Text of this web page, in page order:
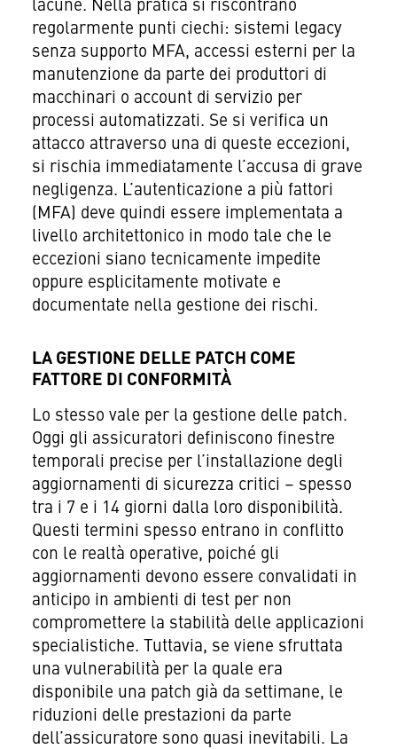
lacune. Nella pratica si riscontrano
regolarmente punti ciechi: sistemi legacy
senza supporto MFA, accessi esterni per la
manutenzione da parte dei produttori di
macchinari o account di servizio per
processi automatizzati. Se si verifica un
attacco attraverso una di queste eccezioni,
si rischia immediatamente l’accusa di grave
negligenza. L’autenticazione a più fattori
(MFA) deve quindi essere implementata a
livello architettonico in modo tale che le
eccezioni siano tecnicamente impedite
oppure esplicitamente motivate e
documentate nella gestione dei rischi.
LA GESTIONE DELLE PATCH COME
FATTORE DI CONFORMITÀ
Lo stesso vale per la gestione delle patch.
Oggi gli assicuratori definiscono finestre
temporali precise per l’installazione degli
aggiornamenti di sicurezza critici – spesso
tra i 7 e i 14 giorni dalla loro disponibilità.
Questi termini spesso entrano in conflitto
con le realtà operative, poiché gli
aggiornamenti devono essere convalidati in
anticipo in ambienti di test per non
compromettere la stabilità delle applicazioni
specialistiche. Tuttavia, se viene sfruttata
una vulnerabilità per la quale era
disponibile una patch già da settimane, le
riduzioni delle prestazioni da parte
dell’assicuratore sono quasi inevitabili. La